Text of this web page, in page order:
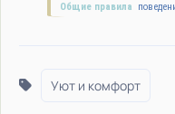
Общие правила
Уют и комфорт